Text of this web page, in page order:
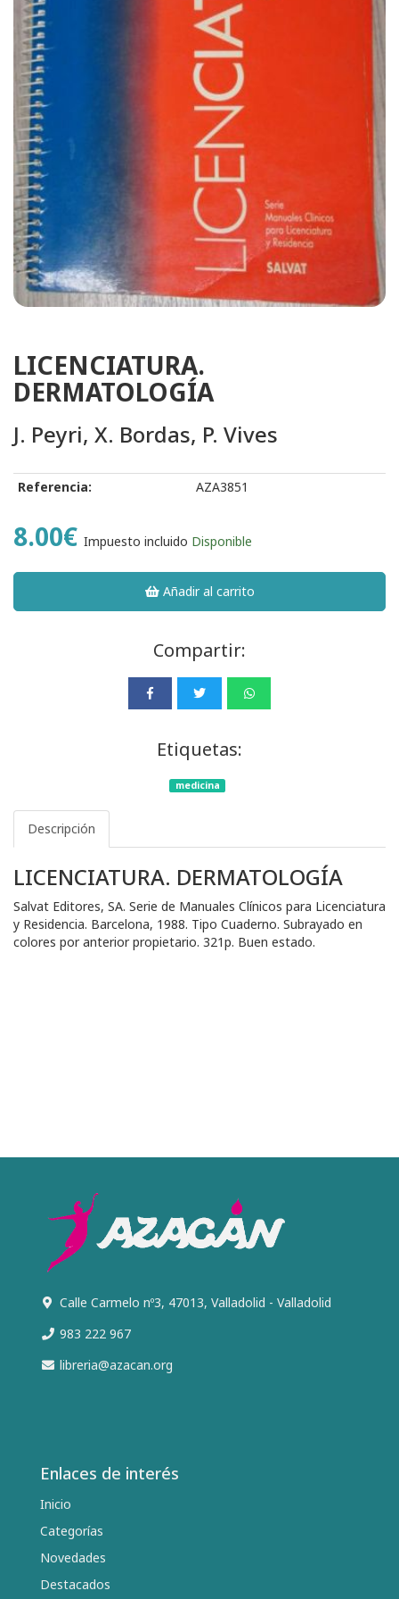
LICENCIATURA.
DERMATOLOGÍA
J. Peyri, X. Bordas, P. Vives
Referencia: AZA3851
8.00€ Impuesto incluido Disponible
Añadir al carrito
Compartir:
Etiquetas:
medicina
Descripción
LICENCIATURA. DERMATOLOGÍA
Salvat Editores, SA. Serie de Manuales Clínicos para Licenciatura
y Residencia. Barcelona, 1988. Tipo Cuaderno. Subrayado en
colores por anterior propietario. 321p. Buen estado.
Calle Carmelo nº3, 47013, Valladolid - Valladolid
983 222 967
libreria@azacan.org
Enlaces de interés
Inicio
Categorías
Novedades
Destacados